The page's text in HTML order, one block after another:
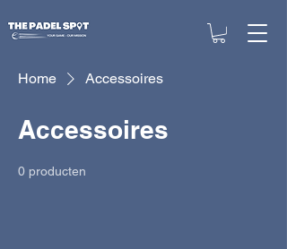
Home Accessoires
Accessoires
0 producten